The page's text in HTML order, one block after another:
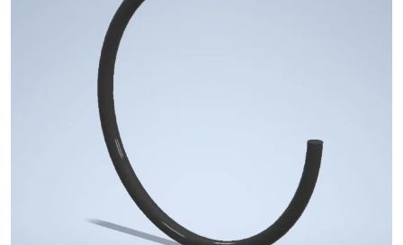
Slitasjeteknikk
Verneutstyr
Industriprodukter